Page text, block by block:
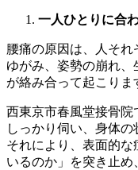
一人ひとりに合
腰痛の原因は、人そ
ゆがみ、姿勢の崩れ、
が絡み合って起こりま
西東京市春風堂接骨
しっかり伺い、身体の
それにより、表面的
いるのか」を突き止め